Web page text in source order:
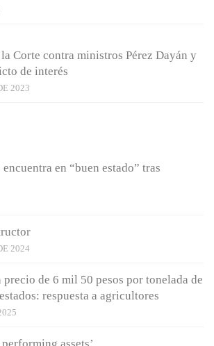
la Corte contra ministros Pérez Dayán y
de interés
2023
en “buen estado” tras
2024
de 6 mil 50 pesos por tonelada de
respuesta a agricultores